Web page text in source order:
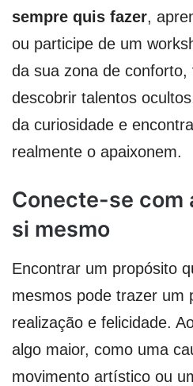
sempre quis fazer,
ou participe de um
da sua zona de
descobrir talentos
da curiosidade e
realmente o apaixonem.
Conecte-se com
si mesmo
Encontrar um propósito
mesmos pode trazer um
realização e felicidade.
algo maior, como uma
movimento artístico ou